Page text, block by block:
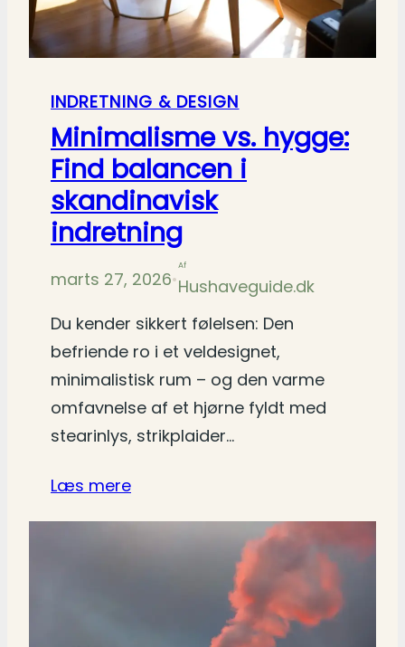
INDRETNING & DESIGN
Minimalisme vs. hygge:
Find balancen i
skandinavisk
indretning
marts 27, 2026•
Af
Hushaveguide.dk
Du kender sikkert følelsen: Den
befriende ro i et veldesignet,
minimalistisk rum – og den varme
omfavnelse af et hjørne fyldt med
stearinlys, strikplaider…
Læs mere